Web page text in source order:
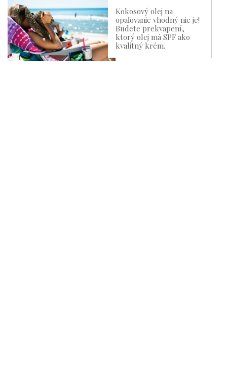
Kokosový olej na
opaľovanie vhodný nie je!
Budete prekvapení,
ktorý olej má SPF ako
kvalitný krém.